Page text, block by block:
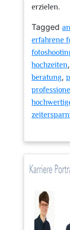
erzielen.
Tagged
erfahrene
hochzeiten,
beratung,
Fotostudio
der
Nähe: